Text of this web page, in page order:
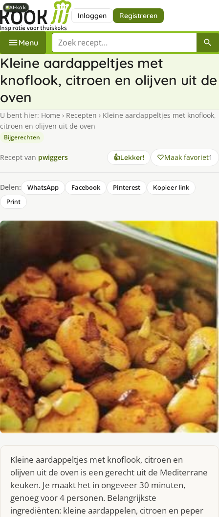
Inloggen Registreren
Menu Zoek een recept
Kleine aardappeltjes met
knoflook, citroen en olijven uit de
oven
U bent hier: Home › Recepten › Kleine aardappeltjes met knoflook,
citroen en olijven uit de oven
Bijgerechten
Recept van pwiggers 👍Lekker! Maak favoriet1
Delen: WhatsApp Facebook Pinterest
Kopieer link
Print
Kleine aardappeltjes met knoflook, citroen en
olijven uit de oven is een gerecht uit de Mediterrane
keuken. Je maakt het in ongeveer 30 minuten,
genoeg voor 4 personen. Belangrijkste
ingrediënten: kleine aardappelen, citroen en peper
AI-kok
AI-kok
AI-kok
AI-kok